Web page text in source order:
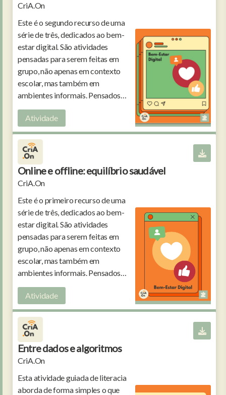
CriA.On
Este é o segundo recurso de uma
série de três, dedicados ao bem-
estar digital. São atividades
pensadas para serem feitas em
grupo, não apenas em contexto
escolar, mas também em
ambientes informais. Pensados
para crianças e jovens dos 10 aos
15 anos.
Atividade
Online e offline: equilíbrio saudável
CriA.On
Este é o primeiro recurso de uma
série de três, dedicados ao bem-
estar digital. São atividades
pensadas para serem feitas em
grupo, não apenas em contexto
escolar, mas também em
ambientes informais. Pensados
para crianças e jovens dos 10 aos
15 anos.
Atividade
Entre dados e algoritmos
CriA.On
Esta atividade guiada de literacia
aborda de forma simples o que